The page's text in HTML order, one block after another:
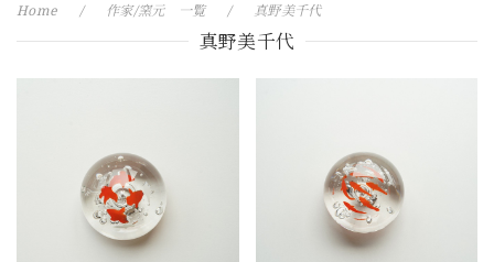
Home 作家/窯元 一覧 真野美千代
真野美千代